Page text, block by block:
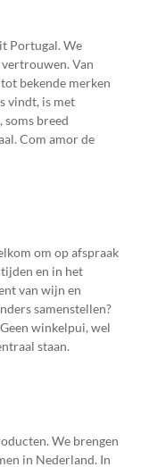
Portugal. We
Van
bekende merken
vindt, is met
soms breed
Com amor de
om op afspraak
en in het
van wijn en
samenstellen?
winkelpui, wel
staan.
We brengen
in Nederland. In